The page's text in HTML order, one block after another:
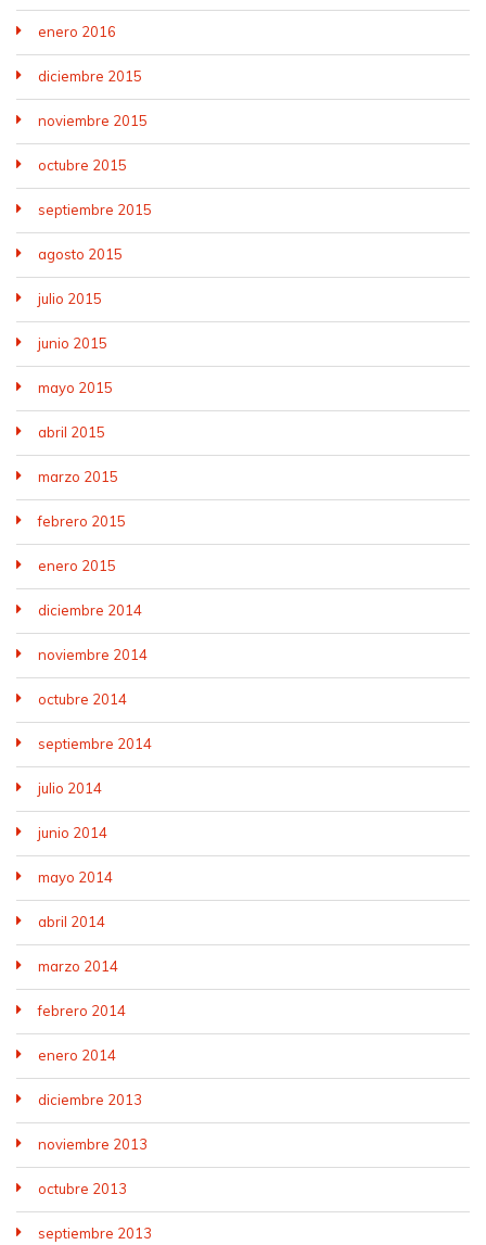
enero 2016
diciembre 2015
noviembre 2015
octubre 2015
septiembre 2015
agosto 2015
julio 2015
junio 2015
mayo 2015
abril 2015
marzo 2015
febrero 2015
enero 2015
diciembre 2014
noviembre 2014
octubre 2014
septiembre 2014
julio 2014
junio 2014
mayo 2014
abril 2014
marzo 2014
febrero 2014
enero 2014
diciembre 2013
noviembre 2013
octubre 2013
septiembre 2013